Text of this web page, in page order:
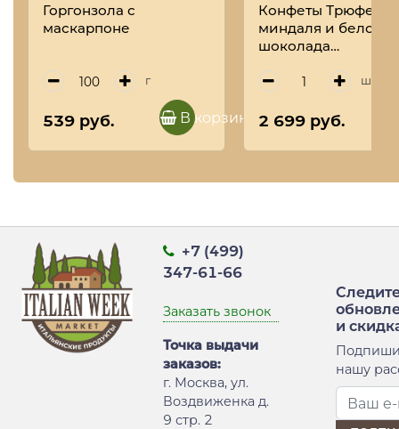
Горгонзола с
маскарпоне
г
539 руб. В корзину
Конфеты Трюфель
миндаля и белого
шоколада
TORRONERIA
(туба)
шт
2 699 руб.
+7 (499)
347-61-66
Заказать звонок
Точка выдачи
заказов:
г. Москва, ул.
Воздвиженка д.
9 стр. 2
и
нашу